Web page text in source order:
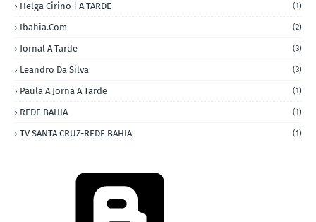
Helga Cirino | A TARDE (1)
Ibahia.com (2)
Jornal A Tarde (3)
Leandro Da Silva (3)
Paula A Jorna A Tarde (1)
REDE BAHIA (1)
TV SANTA CRUZ-REDE BAHIA (1)